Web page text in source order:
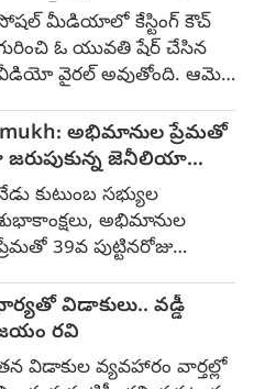
జయప్రద నటిస్తున్నారు.
నివాళులర్పించేందుకు సినీ
చెందిన పలువురు
హాజరయ్యారు. :
ఖాన్, దర్శకుడు అశుతోష్
నివాళులర్పించారు.
రావత్ కుటుంబ సభ్యులు,
హాజరయ్యారు.
మీడియాలో కేస్టింగ్ కౌచ్
ఓ యువతి షేర్ చేసిన
వైరల్ అవుతోంది. ఆమె
సోషల్ మీడియాలో
పెడుతుంటాను. ఆ
చూసి సినిమా ఆఫర్
ఓ సినిమా కంపెనీవాళ్లు
వాళ్లతో డిస్కషన్స్
అయ్యాక చివరికి వాళ్లు
కమిట్మెంట్
దాంతో ఆ అవకాశం
తిరిగి వచ్చేసాను. రెండోసారి
సీరియల్లో అవకాశం
అభిమానుల ప్రేమతో
జరుపుకున్న జెనీలియా
కుటుంబ సభ్యుల
అభిమానుల
39వ పుట్టినరోజు
శెట్టి మరియు గీతా ఆర్ట్స్
ప్రముఖులు కూడా
అభిమానులతో కలిసి ఆమెకు
శుభాకాంక్షలు
విడాకులు.. వడ్డీ
రవి
విడాకుల వ్యవహారం వార్తల్లో